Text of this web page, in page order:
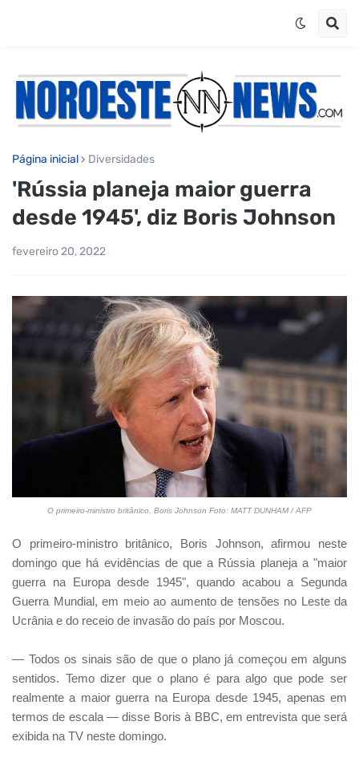
Página inicial Diversidades
'Rússia planeja maior guerra
desde 1945', diz Boris Johnson
fevereiro 20, 2022
O primeiro-ministro britânico, Boris Johnson Foto: MATT DUNHAM / AFP
O primeiro-ministro britânico, Boris Johnson, afirmou neste
domingo que há evidências de que a Rússia planeja a "maior
guerra na Europa desde 1945", quando acabou a Segunda
Guerra Mundial, em meio ao aumento de tensões no Leste da
Ucrânia e do receio de invasão do país por Moscou.
— Todos os sinais são de que o plano já começou em alguns
sentidos. Temo dizer que o plano é para algo que pode ser
realmente a maior guerra na Europa desde 1945, apenas em
termos de escala — disse Boris à BBC, em entrevista que será
exibida na TV neste domingo.